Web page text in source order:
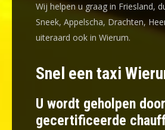
Wij helpen u graag in Friesland,
Sneek, Appelscha, Drachten,
uiteraard ook in Wierum.
Snel een taxi
U wordt geholpen door
gecertificeerde